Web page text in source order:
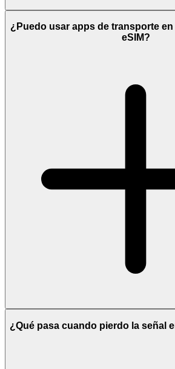
¿Puedo usar apps de transporte
eSIM?
¿Qué pasa cuando pierdo la señal